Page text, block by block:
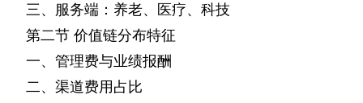
三、服务端：养老、医疗、科技
第二节 价值链分布特征
一、管理费与业绩报酬
二、渠道费用占比